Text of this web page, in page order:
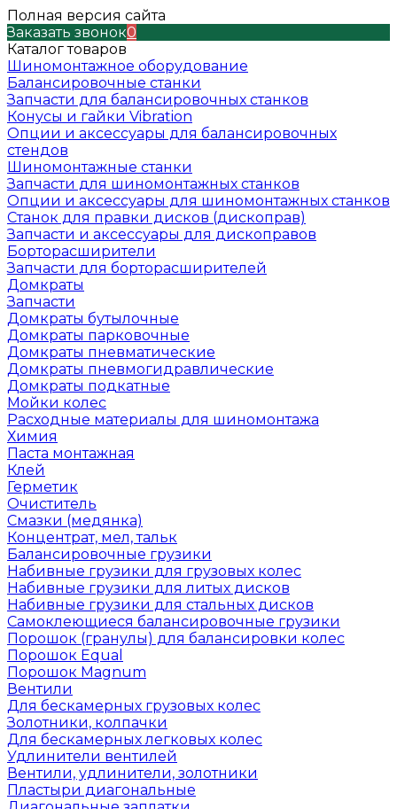
Полная версия сайта
Заказать звонок0
Каталог товаров
Шиномонтажное оборудование
Балансировочные станки
Запчасти для балансировочных станков
Конусы и гайки Vibration
Опции и аксессуары для балансировочных
стендов
Шиномонтажные станки
Запчасти для шиномонтажных станков
Опции и аксессуары для шиномонтажных станков
Станок для правки дисков (дископрав)
Запчасти и аксессуары для дископравов
Борторасширители
Запчасти для борторасширителей
Домкраты
Запчасти
Домкраты бутылочные
Домкраты парковочные
Домкраты пневматические
Домкраты пневмогидравлические
Домкраты подкатные
Мойки колес
Расходные материалы для шиномонтажа
Химия
Паста монтажная
Клей
Герметик
Очиститель
Смазки (медянка)
Концентрат, мел, тальк
Балансировочные грузики
Набивные грузики для грузовых колес
Набивные грузики для литых дисков
Набивные грузики для стальных дисков
Самоклеющиеся балансировочные грузики
Порошок (гранулы) для балансировки колес
Порошок Equal
Порошок Magnum
Вентили
Для бескамерных грузовых колес
Золотники, колпачки
Для бескамерных легковых колес
Удлинители вентилей
Вентили, удлинители, золотники
Пластыри диагональные